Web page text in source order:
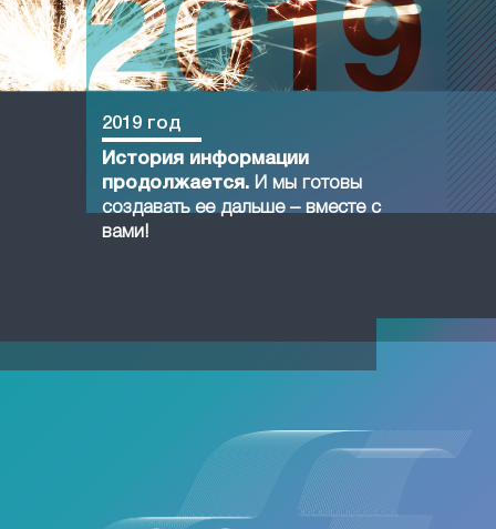
2019 год
История информации
продолжается. И мы готовы
создавать ее дальше – вместе с
вами!